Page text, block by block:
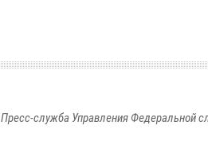
Пресс-служба Управления Федеральной